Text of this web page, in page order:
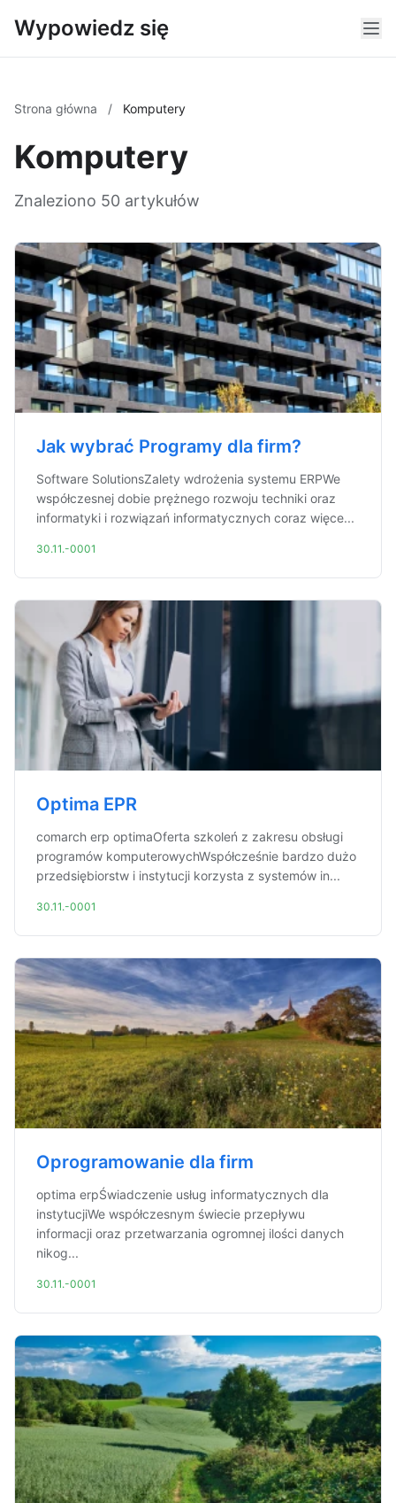
Wypowiedz się
Strona główna / Komputery
Komputery
Znaleziono 50 artykułów
Jak wybrać Programy dla firm?
Software SolutionsZalety wdrożenia systemu ERPWe
współczesnej dobie prężnego rozwoju techniki oraz
informatyki i rozwiązań informatycznych coraz więce...
30.11.-0001
Optima EPR
comarch erp optimaOferta szkoleń z zakresu obsługi
programów komputerowychWspółcześnie bardzo dużo
przedsiębiorstw i instytucji korzysta z systemów in...
30.11.-0001
Oprogramowanie dla firm
optima erpŚwiadczenie usług informatycznych dla
instytucjiWe współczesnym świecie przepływu
informacji oraz przetwarzania ogromnej ilości danych
nikog...
30.11.-0001